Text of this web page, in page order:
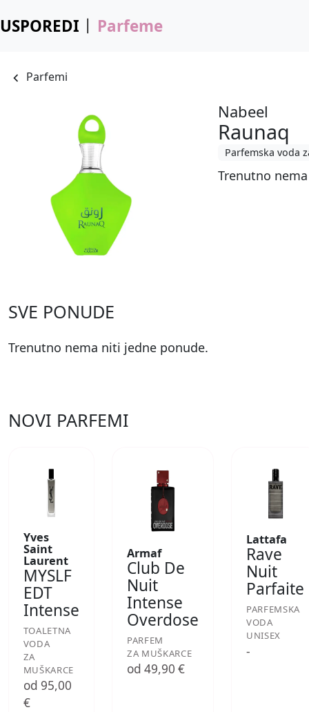
USPOREDI Parfeme
Parfemi
Nabeel
Raunaq
Parfemska voda
Trenutno
SVE PONUDE
Trenutno nema niti jedne ponude.
NOVI PARFEMI
Yves
Saint
Laurent
MYSLF
EDT
Intense
TOALETNA
VODA
ZA
MUŠKARCE
od 95,00
€
Armaf
Club De
Nuit
Intense
Overdose
PARFEM
ZA MUŠKARCE
od 49,90 €
Lattafa
Rave
Nuit
Parfaite
PARFEMSKA
VODA
UNISEX
-